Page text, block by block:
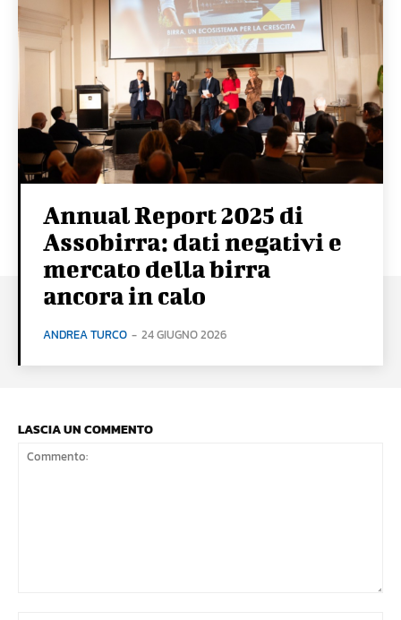
Annual Report 2025 di
Assobirra: dati negativi e
mercato della birra
ancora in calo
ANDREA TURCO - 24 GIUGNO 2026
LASCIA UN COMMENTO